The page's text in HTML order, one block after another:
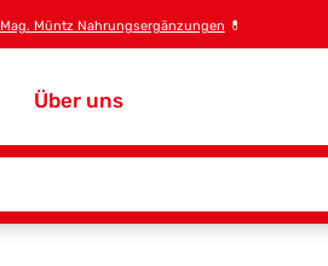
Mag. Müntz Nahrungsergänzungen 💊
Über uns